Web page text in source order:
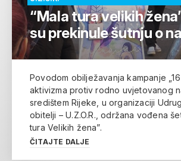
“Mala tura velikih
su prekinule šutnju o
Povodom obilježavanja kampanje
aktivizma protiv rodno uvjetovanog
središtem Rijeke, u organizaciji
obitelji – U.Z.O.R., održana vođena
tura Velikih žena”.
ČITAJTE DALJE